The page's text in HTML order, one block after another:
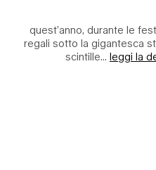
quest’anno, durante le
regali sotto la gigantesca
scintille... leggi la